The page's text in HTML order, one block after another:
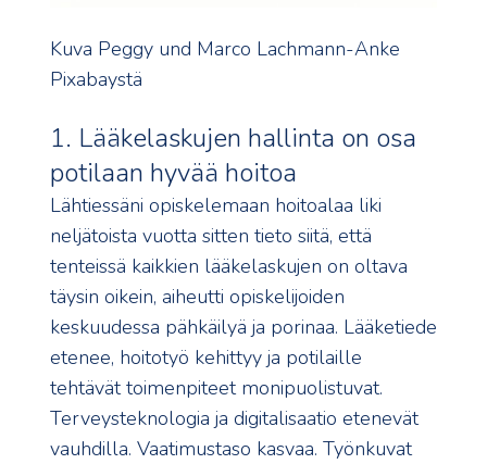
Kuva Peggy und Marco Lachmann-Anke
Pixabaystä
1. Lääkelaskujen hallinta on osa
potilaan hyvää hoitoa
Lähtiessäni opiskelemaan hoitoalaa liki
neljätoista vuotta sitten tieto siitä, että
tenteissä kaikkien lääkelaskujen on oltava
täysin oikein, aiheutti opiskelijoiden
keskuudessa pähkäilyä ja porinaa. Lääketiede
etenee, hoitotyö kehittyy ja potilaille
tehtävät toimenpiteet monipuolistuvat.
Terveysteknologia ja digitalisaatio etenevät
vauhdilla. Vaatimustaso kasvaa. Työnkuvat